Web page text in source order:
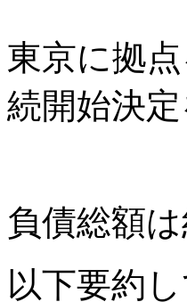
東京に拠
続開始決
負債総額は
以下要約